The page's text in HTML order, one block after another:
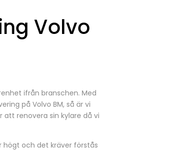
Volvo
ifrån branschen. Med
på Volvo BM, så är vi
renovera sin kylare då vi
högt och det kräver förstås